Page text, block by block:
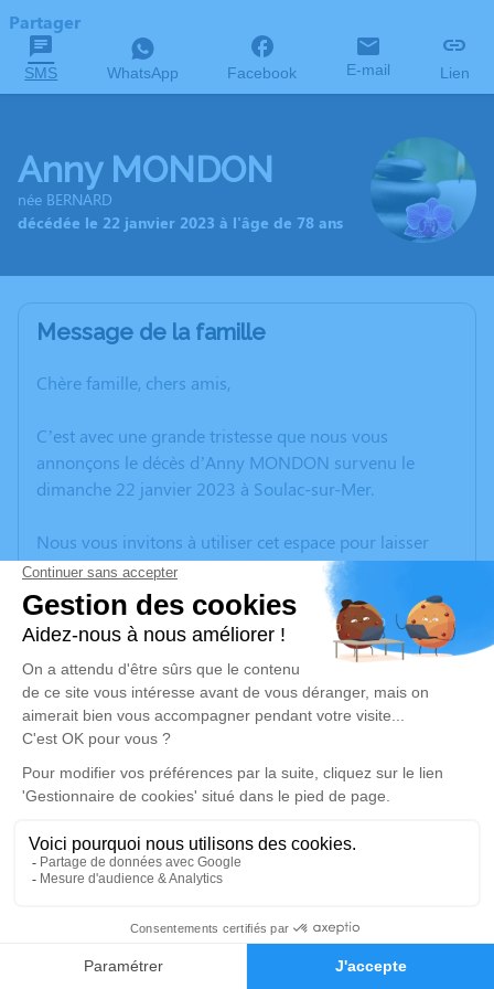
Faire-part Hommages
Partager
SMS WhatsApp Facebook E-mail Lien
Anny MONDON
née BERNARD
décédée le 22 janvier 2023 à l'âge de 78 ans
Message de la famille
Chère famille, chers amis,
C’est avec une grande tristesse que nous vous
annonçons le décès d’Anny MONDON survenu le
dimanche 22 janvier 2023 à Soulac-sur-Mer.
Nous vous invitons à utiliser cet espace pour laisser
vos condoléances, partager des photos souvenirs, une
anecdote ou exprimer vos pensées à travers des
poèmes ou des textes. Cet endroit est un lieu
d'expression dédié à honorer la mémoire d’Anny
MONDON.
Un service de plantation d’arbre hommage est
disponible ici.
Je rends hommage
Cérémonie religieuse
Basilique Notre Dame de la Fin des Terres de
Soulac-sur-Mer